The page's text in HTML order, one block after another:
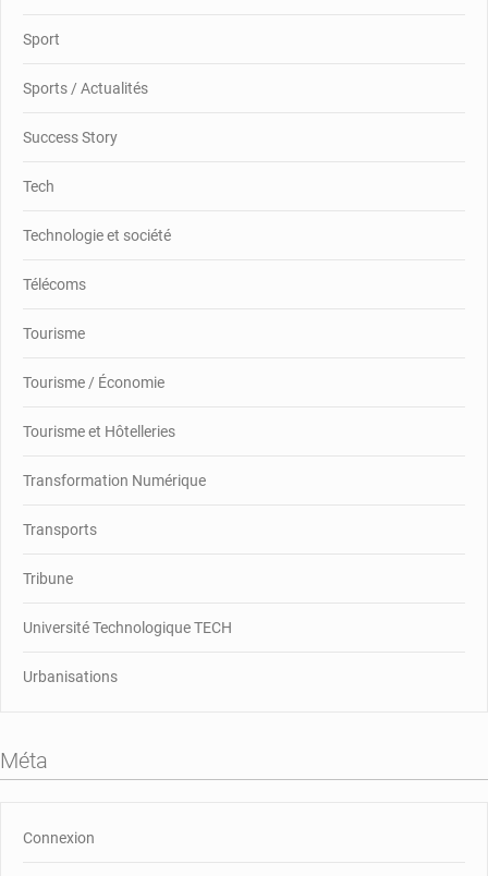
Sport
Sports / Actualités
Success Story
Tech
Technologie et société
Télécoms
Tourisme
Tourisme / Économie
Tourisme et Hôtelleries
Transformation Numérique
Transports
Tribune
Université Technologique TECH
Urbanisations
Méta
Connexion